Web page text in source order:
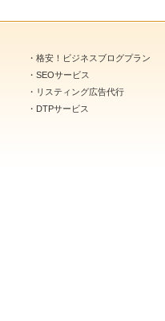
・ 格安！ビジネスブログプラン
・ SEOサービス
・ リスティング広告代行
・ DTPサービス